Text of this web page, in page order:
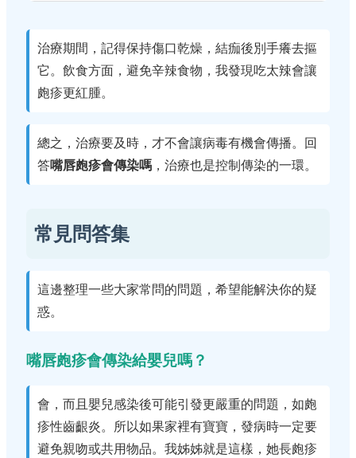
治療期間，記得保持傷口乾燥，結痂後別手癢去摳
它。飲食方面，避免辛辣食物，我發現吃太辣會讓
皰疹更紅腫。
總之，治療要及時，才不會讓病毒有機會傳播。回
答嘴唇皰疹會傳染嗎 ，治療也是控制傳染的一環。
常見問答集
這邊整理一些大家常問的問題，希望能解決你的疑
惑。
嘴唇皰疹會傳染給嬰兒嗎？
會，而且嬰兒感染後可能引發更嚴重的問題，如皰
疹性齒齦炎。所以如果家裡有寶寶，發病時一定要
避免親吻或共用物品。我姊姊就是這樣，她長皰疹